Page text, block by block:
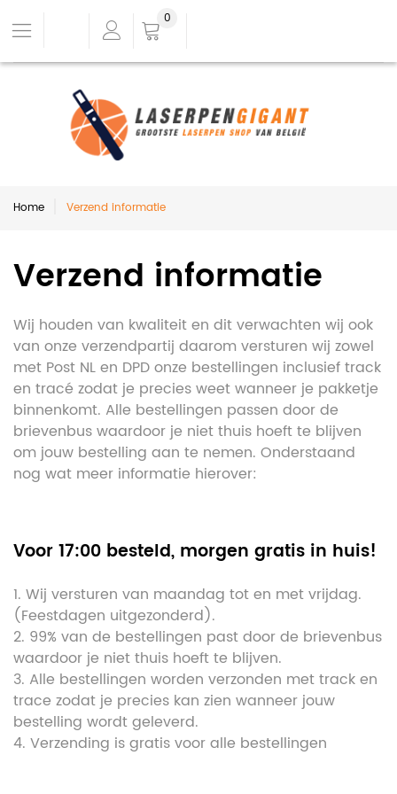
0
Home Verzend informatie
Verzend informatie
Wij houden van kwaliteit en dit verwachten wij ook
van onze verzendpartij daarom versturen wij zowel
met Post NL en DPD onze bestellingen inclusief track
en tracé zodat je precies weet wanneer je pakketje
binnenkomt. Alle bestellingen passen door de
brievenbus waardoor je niet thuis hoeft te blijven
om jouw bestelling aan te nemen. Onderstaand
nog wat meer informatie hierover:
Voor 17:00 besteld, morgen gratis in huis!
1. Wij versturen van maandag tot en met vrijdag.
(Feestdagen uitgezonderd).
2. 99% van de bestellingen past door de brievenbus
waardoor je niet thuis hoeft te blijven.
3. Alle bestellingen worden verzonden met track en
trace zodat je precies kan zien wanneer jouw
bestelling wordt geleverd.
4. Verzending is gratis voor alle bestellingen